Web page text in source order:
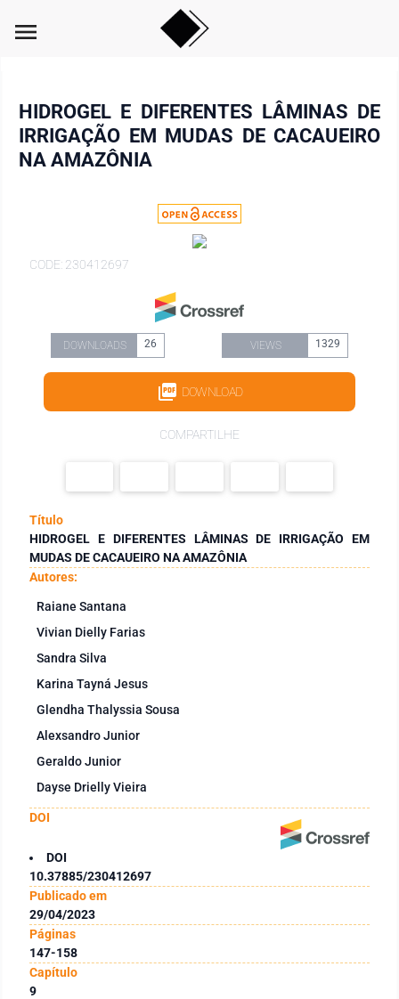
menu
HIDROGEL E DIFERENTES LÂMINAS DE
IRRIGAÇÃO EM MUDAS DE CACAUEIRO
NA AMAZÔNIA
CODE: 230412697
DOWNLOADS 26 VIEWS 1329
DOWNLOAD
COMPARTILHE
Título
HIDROGEL E DIFERENTES LÂMINAS DE IRRIGAÇÃO EM
MUDAS DE CACAUEIRO NA AMAZÔNIA
Autores:
Raiane Santana
Vivian Dielly Farias
Sandra Silva
Karina Tayná Jesus
Glendha Thalyssia Sousa
Alexsandro Junior
Geraldo Junior
Dayse Drielly Vieira
DOI
DOI
10.37885/230412697
Publicado em
29/04/2023
Páginas
147-158
Capítulo
9